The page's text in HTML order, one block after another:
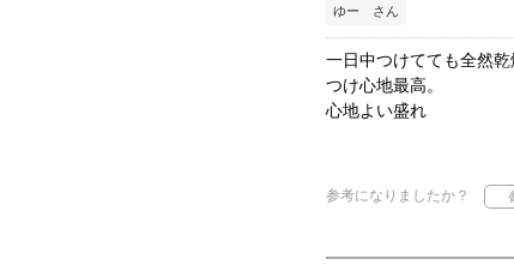
ゆー さん
一日中つけてても全然乾
つけ心地最高。
心地よい盛れ
参考になりましたか？